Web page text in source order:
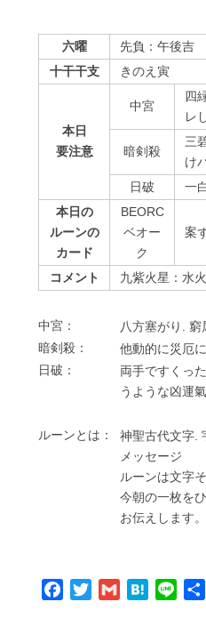
六曜
先負：午後吉
十干干支
きのえ寅
本日
要注意
中宮
四
レ
暗剣殺
三
け
⽇破
一
本日の
ルーンの
カード
BEORC
ベオー
ク
案
コメント 九紫火星：水
中宮：
⼋⽅塞がり. 窮
暗剣殺：
他動的に災厄
⽇破：
両⼿ですくっ
うような凶運氣
ルーンとは：
神聖古代⽂字.
メッセージ
ルーンは⽂字
今朝の⼀枚を
お伝えします。
Facebook
TwitterGmail Hatena
Line